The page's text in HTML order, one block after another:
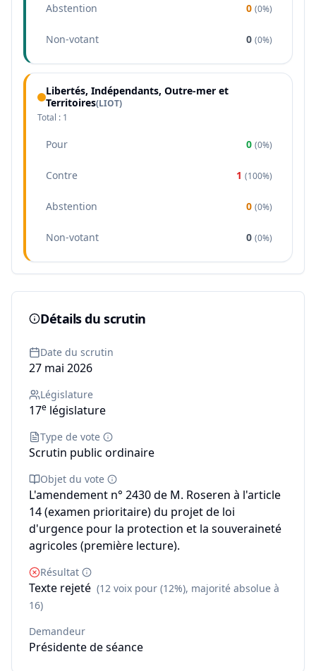
Abstention 0 (0%)
Non-votant 0 (0%)
Libertés, Indépendants, Outre-mer et
Territoires(LIOT)
Total : 1
Pour 0 (0%)
Contre 1 (100%)
Abstention 0 (0%)
Non-votant 0 (0%)
Détails du scrutin
Date du scrutin
27 mai 2026
Législature
17e législature
Type de vote
Scrutin public ordinaire
Objet du vote
L'amendement n° 2430 de M. Roseren à l'article
14 (examen prioritaire) du projet de loi
d'urgence pour la protection et la souveraineté
agricoles (première lecture).
Résultat
Texte rejeté (12 voix pour (12%), majorité absolue à
16)
Demandeur
Présidente de séance